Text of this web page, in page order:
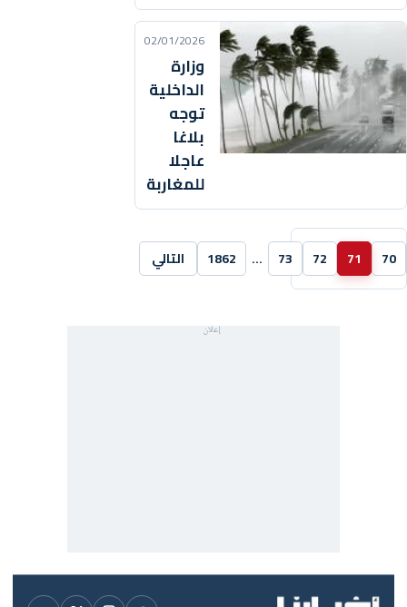
02/01/2026
وزارة
الداخلية
توجه
بلاغا
عاجلا
للمغاربة
70
71
72
73
…
1862 التالي